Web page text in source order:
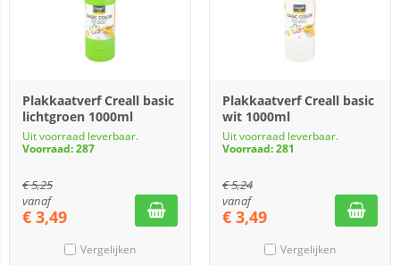
Plakkaatverf Creall basic
lichtgroen 1000ml
Uit voorraad leverbaar.
Voorraad: 287
€5,25
vanaf
€ 3,49
Vergelijken
Plakkaatverf Creall basic
wit 1000ml
Uit voorraad leverbaar.
Voorraad: 281
€5,24
vanaf
€ 3,49
Vergelijken